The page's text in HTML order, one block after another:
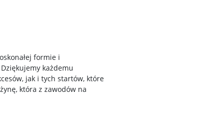
formie i
każdemu
jak i tych startów, które
która z zawodów na